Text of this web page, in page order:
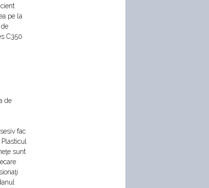
pe la
C350
de
fac
sunt